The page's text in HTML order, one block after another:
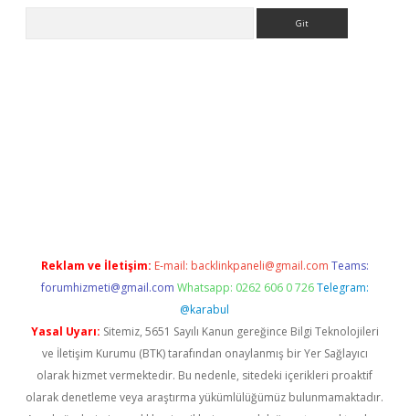
Reklam ve İletişim: E-mail: backlinkpaneli@gmail.com Teams:
forumhizmeti@gmail.com Whatsapp: 0262 606 0 726 Telegram:
@karabul
Yasal Uyarı: Sitemiz, 5651 Sayılı Kanun gereğince Bilgi Teknolojileri
ve İletişim Kurumu (BTK) tarafından onaylanmış bir Yer Sağlayıcı
olarak hizmet vermektedir. Bu nedenle, sitedeki içerikleri proaktif
olarak denetleme veya araştırma yükümlülüğümüz bulunmamaktadır.